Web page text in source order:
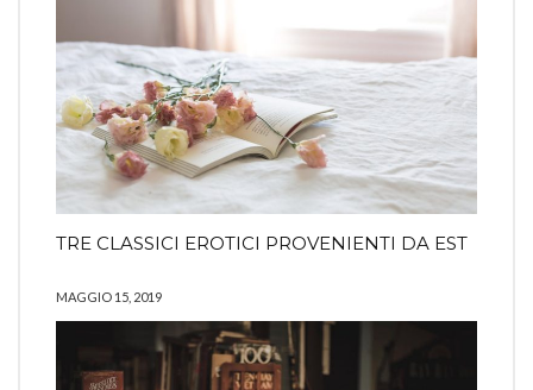
TRE CLASSICI EROTICI PROVENIENTI DA EST
MAGGIO 15, 2019